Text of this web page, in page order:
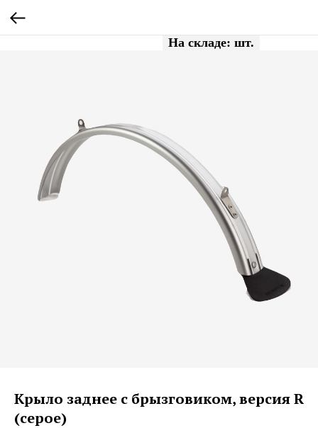
Крыло заднее с брызговиком, версия R
(серое)